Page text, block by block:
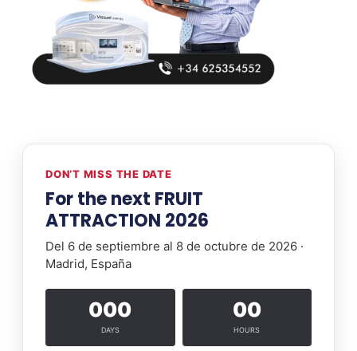
DON’T MISS THE DATE
For the next FRUIT
ATTRACTION 2026
Del 6 de septiembre al 8 de octubre de 2026 ·
Madrid, España
000
DAYS
00
HOURS